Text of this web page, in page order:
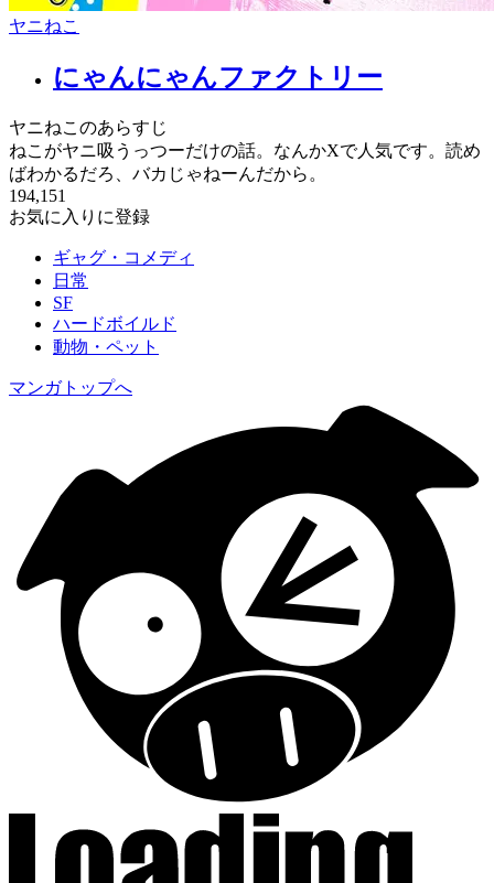
ヤニねこ
にゃんにゃんファクトリー
ヤニねこのあらすじ
ねこがヤニ吸うっつーだけの話。なんかXで人気です。読め
ばわかるだろ、バカじゃねーんだから。
194,151
お気に入りに登録
ギャグ・コメディ
日常
SF
ハードボイルド
動物・ペット
マンガトップへ